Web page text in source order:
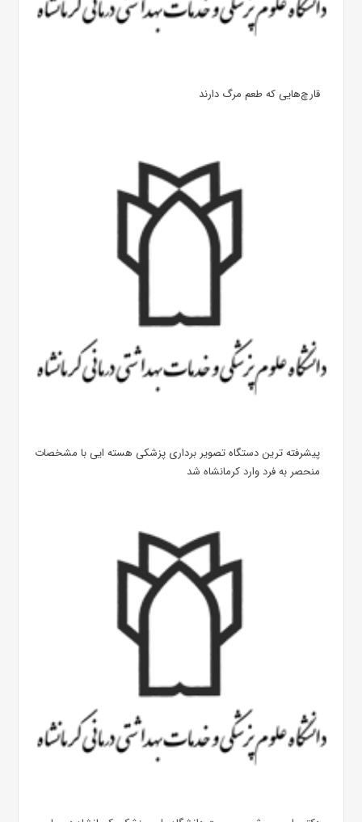
قارچ‌هایی که طعم مرگ دارند
پیشرفته ترین دستگاه تصویر برداری پزشکی هسته ایی با مشخصات
منحصر به فرد وارد کرمانشاه شد